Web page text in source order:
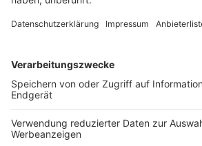
Die Strandbar findet ihr direkt auf den
Monheim. Durch die erhöhte Lage
Blick auf den Fluss. Und, dass wird
freuen: Die Vierbeiner sind in